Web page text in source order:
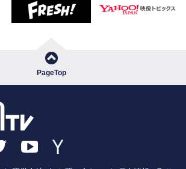
PageTop